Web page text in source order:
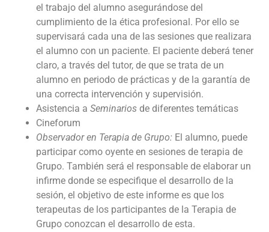
el trabajo del alumno asegurándose del
cumplimiento de la ética profesional. Por ello se
supervisará cada una de las sesiones que realizara
el alumno con un paciente. El paciente deberá tener
claro, a través del tutor, de que se trata de un
alumno en periodo de prácticas y de la garantía de
una correcta intervención y supervisión.
Asistencia a Seminarios de diferentes temáticas
Cineforum
Observador en Terapia de Grupo: El alumno, puede
participar como oyente en sesiones de terapia de
Grupo. También será el responsable de elaborar un
infirme donde se especifique el desarrollo de la
sesión, el objetivo de este informe es que los
terapeutas de los participantes de la Terapia de
Grupo conozcan el desarrollo de esta.